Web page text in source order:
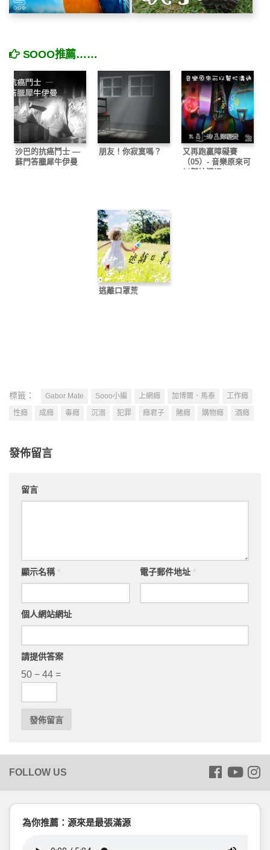
SOOO推薦……
沙巴的抗癌鬥士 —
蘇門答臘犀牛伊曼
朋友！你寂寞嗎？
又再跑贏障礙賽
（05）- 音樂原來可
以幫忙溝通
逃離口罩荒
標籤： Gabor Mate Sooo小編 上網癮 加博爾．馬泰
工作癮
性癮
成癮 毒癮 沉溺 犯罪 癮君子 賭癮 購物癮 酒癮
發佈留言
留言
顯示名稱 電子郵件地址
個人網站網址
請提供答案
50 − 44 =
為你推薦：源來是最張滿源